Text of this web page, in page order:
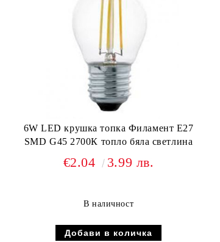
6W LED крушка топка Филамент Е27
SMD G45 2700К топло бяла светлина
€2.04 3.99 лв.
В наличност